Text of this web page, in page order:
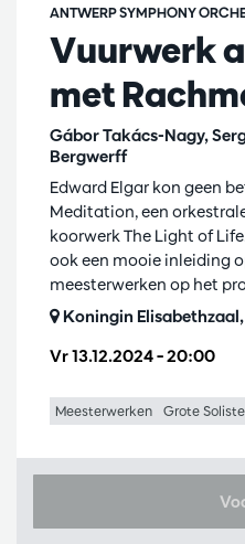
Vuurwerk
met
Gábor Takács-Nagy,
Bergwerff
ANTWERP SYMPHONY
Vr 13.12.2024– 20:00
Edward Elgar kon geen
Meditation, een
koorwerk The Light of
ook een mooie inleiding
meesterwerken op het
Koningin
Meesterwerken Grote